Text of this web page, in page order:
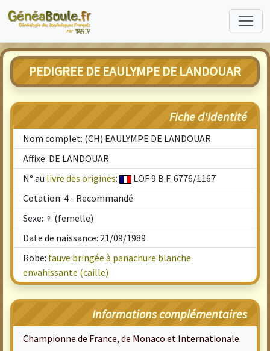
PEDIGREE DE EAULYMPE DE LANDOUAR
Fiche d'identité
Nom complet: (CH) EAULYMPE DE LANDOUAR
Affixe: DE LANDOUAR
N° au livre des origines:
LOF 9 B.F. 6776/1167
Cotation: 4 - Recommandé
Sexe: ♀ (femelle)
Date de naissance: 21/09/1989
Robe: fauve bringée à panachure blanche
envahissante (caille)
Informations complémentaires
Championne de France, de Monaco et Internationale.